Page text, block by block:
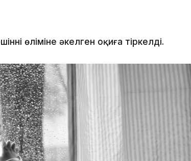
өліміне әкелген оқиға тіркелді.